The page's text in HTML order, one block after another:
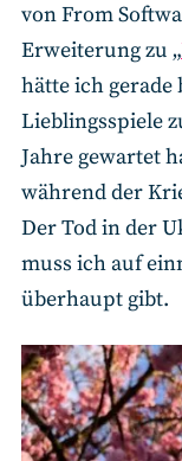
von From
Erweiterung zu „
hätte ich gerade
Lieblingsspiele
Jahre gewartet
während der
Der Tod in der
muss ich auf
überhaupt gibt.